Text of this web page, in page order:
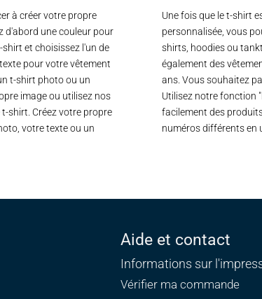
à créer votre propre
d'abord une couleur pour
et choisissez l'un de
pour votre vêtement
t-shirt photo ou un
image ou utilisez nos
shirt. Créez votre propre
votre texte ou un
Une fois que le t-shirt
personnalisée, vous
shirts, hoodies ou
également des
ans. Vous souhaitez
Utilisez notre fonction
facilement des
numéros différents en
Aide et contact
Informations sur
Vérifier ma commande